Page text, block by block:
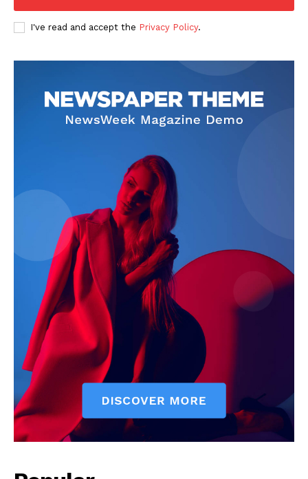
I've read and accept the Privacy Policy.